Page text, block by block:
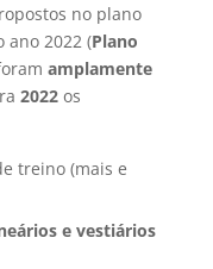
no plano
ano 2022 (Plano
amplamente
2022os
treino (mais e
e vestiários